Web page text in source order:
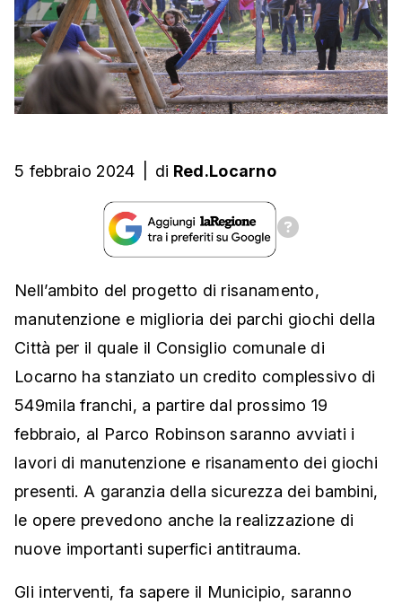
5 febbraio 2024 di Red.Locarno
Nell’ambito del progetto di risanamento,
manutenzione e miglioria dei parchi giochi della
Città per il quale il Consiglio comunale di
Locarno ha stanziato un credito complessivo di
549mila franchi, a partire dal prossimo 19
febbraio, al Parco Robinson saranno avviati i
lavori di manutenzione e risanamento dei giochi
presenti. A garanzia della sicurezza dei bambini,
le opere prevedono anche la realizzazione di
nuove importanti superfici antitrauma.
Gli interventi, fa sapere il Municipio, saranno